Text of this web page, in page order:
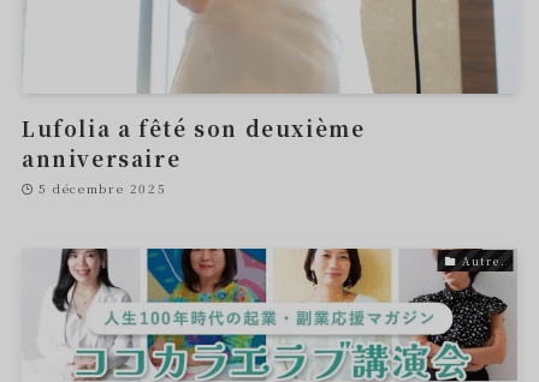
Lufolia a fêté son deuxième
anniversaire
5 décembre 2025
Autre.